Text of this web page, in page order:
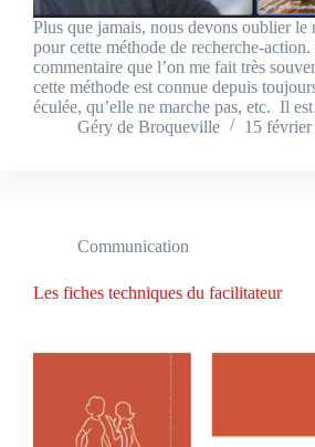
Plus que jamais, nous devons oublier le
pour cette méthode de recherche-
commentaire que l’on me fait très
cette méthode est connue depuis
éculée, qu’elle ne marche pas, etc. Il
Géry de Broqueville
15
Communication
Les fiches techniques du facilitateur